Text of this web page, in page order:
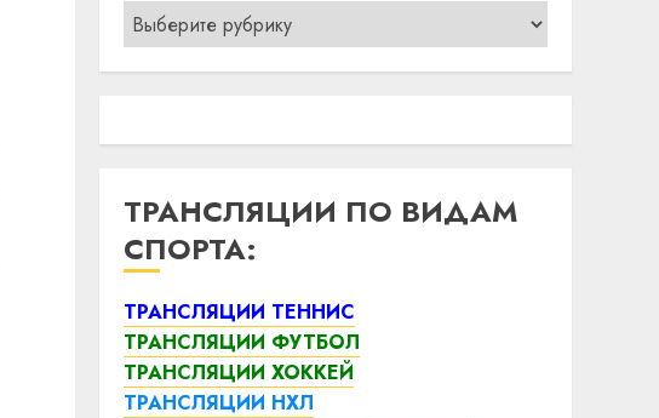
Рубрики
ТРАНСЛЯЦИИ ПО ВИДАМ
СПОРТА:
ТРАНСЛЯЦИИ ТЕННИС
ТРАНСЛЯЦИИ ФУТБОЛ
ТРАНСЛЯЦИИ ХОККЕЙ
ТРАНСЛЯЦИИ НХЛ